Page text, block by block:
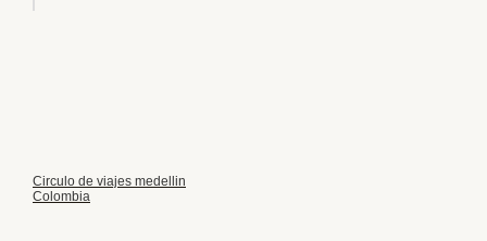
Circulo de viajes medellin
Colombia